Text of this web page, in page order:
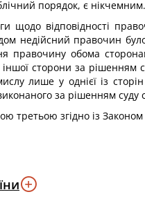
порядок, є нікчемним.
щодо відповідності
недійсний правочин
правочину обома
сторони за рішенням
лише у однієї із
за рішенням суду
третьою згідно із Законом